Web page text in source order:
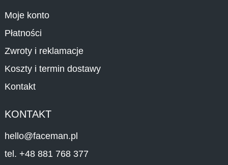
Moje konto
Płatności
Zwroty i reklamacje
Koszty i termin dostawy
Kontakt
KONTAKT
hello@faceman.pl
tel. +48 881 768 377